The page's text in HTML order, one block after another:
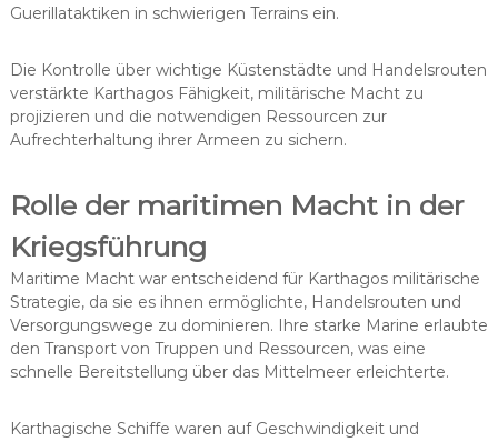
Guerillataktiken in schwierigen Terrains ein.
Die Kontrolle über wichtige Küstenstädte und Handelsrouten
verstärkte Karthagos Fähigkeit, militärische Macht zu
projizieren und die notwendigen Ressourcen zur
Aufrechterhaltung ihrer Armeen zu sichern.
Rolle der maritimen Macht in der
Kriegsführung
Maritime Macht war entscheidend für Karthagos militärische
Strategie, da sie es ihnen ermöglichte, Handelsrouten und
Versorgungswege zu dominieren. Ihre starke Marine erlaubte
den Transport von Truppen und Ressourcen, was eine
schnelle Bereitstellung über das Mittelmeer erleichterte.
Karthagische Schiffe waren auf Geschwindigkeit und